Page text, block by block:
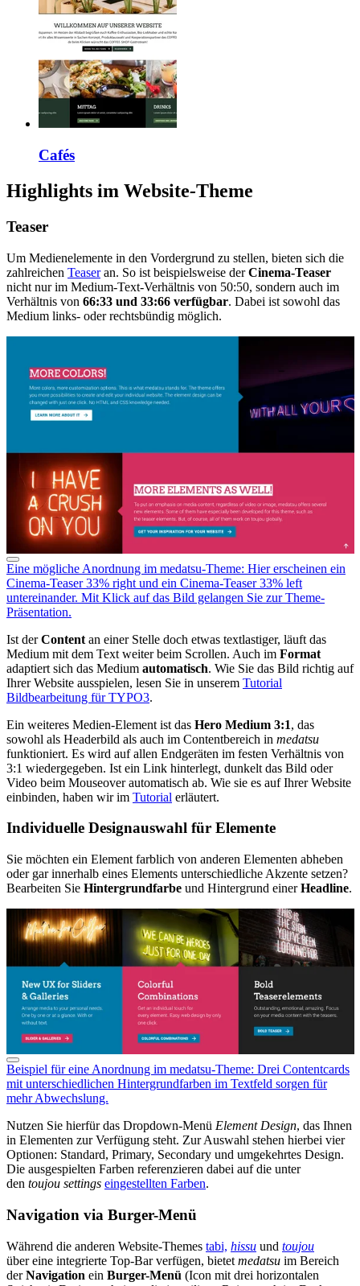
Cafés
Highlights im Website-Theme
Teaser
Um Medienelemente in den Vordergrund zu stellen, bieten sich die
zahlreichen Teaseran. So ist beispielsweise derCinema-Teaser
nicht nur im Medium-Text-Verhältnis von 50:50, sondern auch im
Verhältnis von 66:33 und 33:66 verfügbar. Dabei ist sowohl das
Medium links- oder rechtsbündig möglich.
Eine mögliche Anordnung im medatsu-Theme: Hier erscheinen ein
Cinema-Teaser 33% right und ein Cinema-Teaser 33% left
untereinander. Mit Klick auf das Bild gelangen Sie zur Theme-
Präsentation.
Ist derContent an einer Stelle doch etwas textlastiger, läuft das
Medium mit dem Text weiter beim Scrollen. Auch im Format
adaptiert sich das Medium automatisch. Wie Sie das Bild richtig auf
Ihrer Website ausspielen, lesen Sie in unserem Tutorial
Bildbearbeitung für TYPO3.
Ein weiteres Medien-Element ist das Hero Medium 3:1, das
sowohl als Headerbild als auch im Contentbereich in medatsu
funktioniert. Es wird auf allen Endgeräten im festen Verhältnis von
3:1 wiedergegeben. Ist ein Link hinterlegt, dunkelt das Bild oder
Video beim Mouseover automatisch ab. Wie sie es auf Ihrer Website
einbinden, haben wir im Tutorial erläutert.
Individuelle Designauswahl für Elemente
Sie möchten ein Element farblich von anderen Elementen abheben
oder gar innerhalb eines Elements unterschiedliche Akzente setzen?
Bearbeiten Sie Hintergrundfarbe und Hintergrund einerHeadline.
Beispiel für eine Anordnung im medatsu-Theme: Drei Contentcards
mit unterschiedlichen Hintergrundfarben im Textfeld sorgen für
mehr Abwechslung.
Nutzen Sie hierfür das Dropdown-Menü Element Design, das Ihnen
in Elementen zur Verfügung steht. Zur Auswahl stehen hierbei vier
Optionen: Standard, Primary, Secondary und umgekehrtes Design.
Die ausgespielten Farben referenzieren dabei auf die unter
den toujou settings eingestellten Farben.
Navigation via Burger-Menü
Während die anderen Website-Themes tabi, hissu und toujou
über eine integrierte Top-Bar verfügen, bietet medatsu im Bereich
derNavigation ein Burger-Menü (Icon mit drei horizontalen